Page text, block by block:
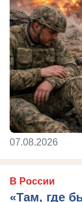
07.08.2026
В России
«Там, где